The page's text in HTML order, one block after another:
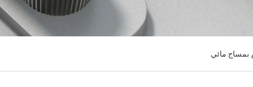
مائي